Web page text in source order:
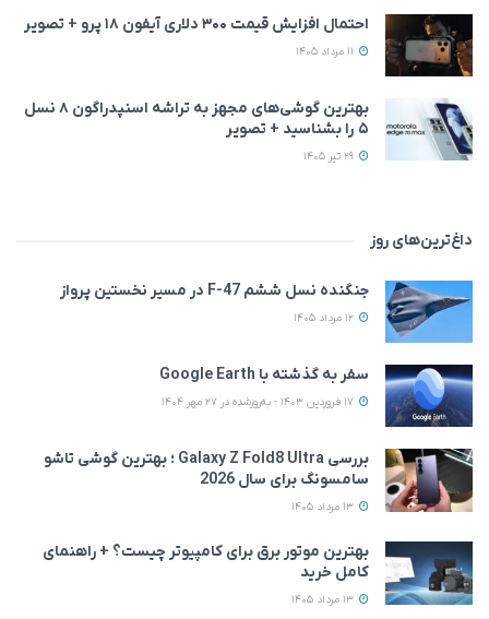
احتمال افزایش قیمت ۳۰۰ دلاری آیفون ۱۸ پرو + تصویر
بهترین گوشی‌های مجهز به تراشه اسنپدراگون ۸ نسل
۵ را بشناسید + تصویر
داغ‌ترین‌های روز
جنگنده نسل ششم F-47 در مسیر نخستین پرواز
سفر به گذشته با Google Earth
بررسی Galaxy Z Fold8 Ultra ؛ بهترین گوشی تاشو
سامسونگ برای سال 2026
بهترین موتور برق برای کامپیوتر چیست؟ + راهنمای
کامل خرید